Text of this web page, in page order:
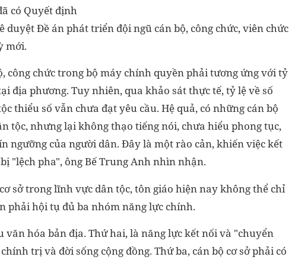
có Quyết định
duyệt Đề án phát triển đội ngũ cán bộ, công chức, viên chức
mới.
công chức trong bộ máy chính quyền phải tương ứng với tỷ
địa phương. Tuy nhiên, qua khảo sát thực tế, tỷ lệ về số
thiểu số vẫn chưa đạt yêu cầu. Hệ quả, có những cán bộ
tộc, nhưng lại không thạo tiếng nói, chưa hiểu phong tục,
ngưỡng của người dân. Đây là một rào cản, khiến việc kết
"lệch pha", ông Bế Trung Anh nhìn nhận.
sở trong lĩnh vực dân tộc, tôn giáo hiện nay không thể chỉ
phải hội tụ đủ ba nhóm năng lực chính.
văn hóa bản địa. Thứ hai, là năng lực kết nối và "chuyển
trị và đời sống cộng đồng. Thứ ba, cán bộ cơ sở phải có